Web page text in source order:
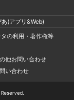
あ(アプリ&Web)
の利用・著作権等
他お問い合わせ
い合わせ